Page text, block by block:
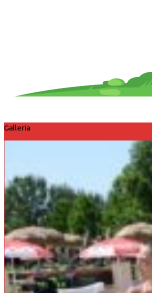
Galleria